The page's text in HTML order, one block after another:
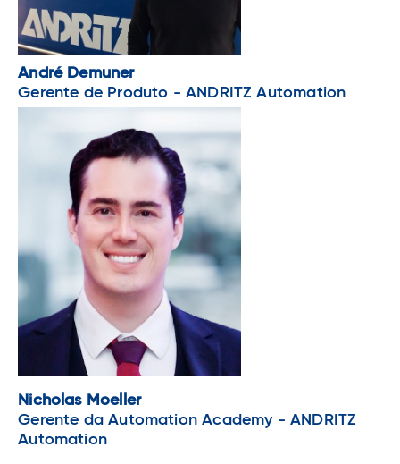
André Demuner
Gerente de Produto - ANDRITZ Automation
Nicholas Moeller
Gerente da Automation Academy - ANDRITZ
Automation